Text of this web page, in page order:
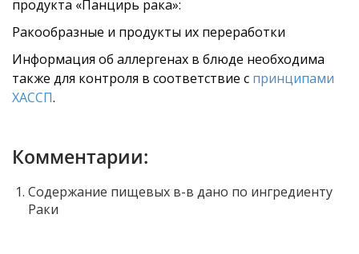
продукта «Панцирь рака»:
Ракообразные и продукты их переработки
Информация об аллергенах в блюде необходима
также для контроля в соответствие с принципами
ХАССП.
Комментарии:
Содержание пищевых в-в дано по ингредиенту
Раки